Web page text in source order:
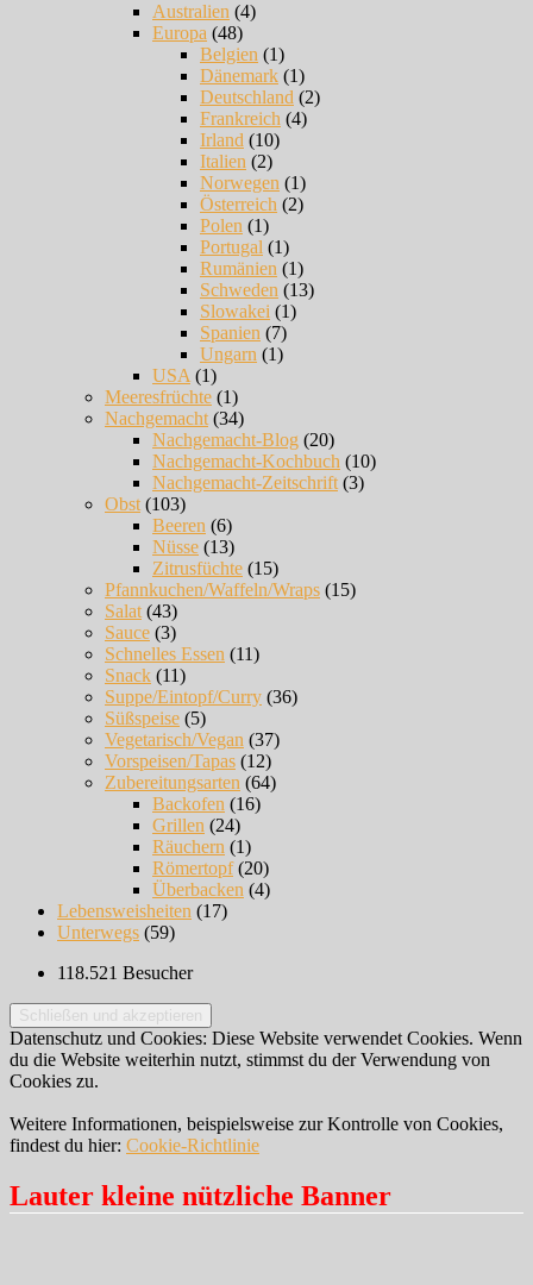
Australien (4)
Europa (48)
Belgien (1)
Dänemark (1)
Deutschland (2)
Frankreich (4)
Irland (10)
Italien (2)
Norwegen (1)
Österreich (2)
Polen (1)
Portugal (1)
Rumänien (1)
Schweden (13)
Slowakei (1)
Spanien (7)
Ungarn (1)
USA (1)
Meeresfrüchte (1)
Nachgemacht (34)
Nachgemacht-Blog (20)
Nachgemacht-Kochbuch (10)
Nachgemacht-Zeitschrift (3)
Obst (103)
Beeren (6)
Nüsse (13)
Zitrusfüchte (15)
Pfannkuchen/Waffeln/Wraps (15)
Salat (43)
Sauce (3)
Schnelles Essen (11)
Snack (11)
Suppe/Eintopf/Curry (36)
Süßspeise (5)
Vegetarisch/Vegan (37)
Vorspeisen/Tapas (12)
Zubereitungsarten (64)
Backofen (16)
Grillen (24)
Räuchern (1)
Römertopf(20)
Überbacken (4)
Lebensweisheiten (17)
Unterwegs (59)
118.521 Besucher
Datenschutz und Cookies: Diese Website verwendet Cookies. Wenn
du die Website weiterhin nutzt, stimmst du der Verwendung von
Cookies zu.
Weitere Informationen, beispielsweise zur Kontrolle von Cookies,
findest du hier: Cookie-Richtlinie
Lauter kleine nützliche Banner